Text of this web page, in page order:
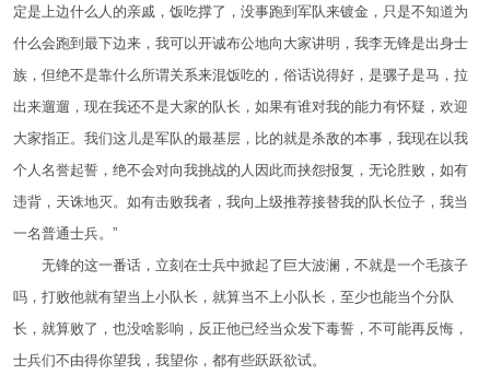
定是上边什么人的亲戚，饭吃撑了，没事跑到军队来镀金，只是不知道为
什么会跑到最下边来，我可以开诚布公地向大家讲明，我李无锋是出身士
族，但绝不是靠什么所谓关系来混饭吃的，俗话说得好，是骡子是马，拉
出来遛遛，现在我还不是大家的队长，如果有谁对我的能力有怀疑，欢迎
大家指正。我们这儿是军队的最基层，比的就是杀敌的本事，我现在以我
个人名誉起誓，绝不会对向我挑战的人因此而挟怨报复，无论胜败，如有
违背，天诛地灭。如有击败我者，我向上级推荐接替我的队长位子，我当
一名普通士兵。”
无锋的这一番话，立刻在士兵中掀起了巨大波澜，不就是一个毛孩子
吗，打败他就有望当上小队长，就算当不上小队长，至少也能当个分队
长，就算败了，也没啥影响，反正他已经当众发下毒誓，不可能再反悔，
士兵们不由得你望我，我望你，都有些跃跃欲试。